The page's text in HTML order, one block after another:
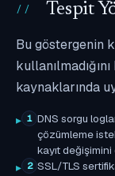
Tespit
Bu göstergenin
kaynaklarında
1 DNS sorgu
çözümleme
kayıt değişimini
2 SSL/TLS